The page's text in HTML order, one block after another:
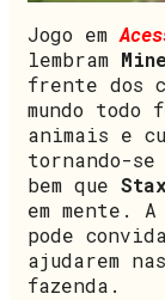
Jogo em
lembram
frente dos
mundo todo
animais e
tornando-
bem que
em mente.
pode
ajudarem
fazenda.